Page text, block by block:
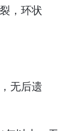
，环状
无后遗